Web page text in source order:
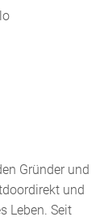
Gründer und
und
Leben. Seit